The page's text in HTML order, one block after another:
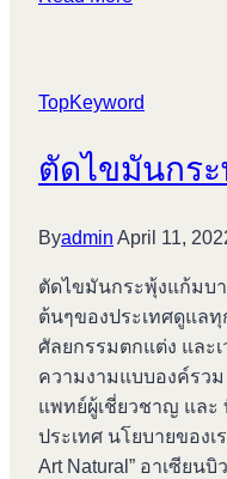
เด็ก
TopKeyword
ตัดไขมันกร
Byadmin April 11,
ตัดไขมันกระพุ้งแก้มบ
ต้นๆของประเทศดูแล
ศัลยกรรมตกแต่ง และ
ความงามแบบองค์รวม
แพทย์ผู้เชี่ยวชาญ และ
ประเทศ นโยบายของเ
Art Natural” อาเซียน